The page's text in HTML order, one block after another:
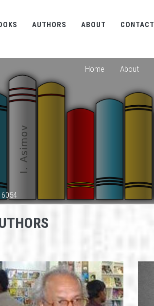
AUTHORS ABOUT CONTACT
Home About